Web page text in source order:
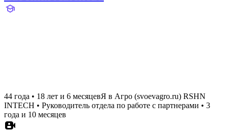
44 года • 18 лет и 6 месяцевЯ в Агро (svoevagro.ru) RSHN
INTECH • Руководитель отдела по работе с партнерами • 3
года и 10 месяцев